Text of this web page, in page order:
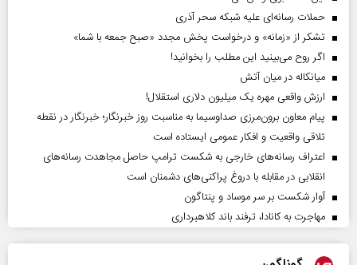
حملات رسانه‌ای علیه شبکه سحر آذری
تشکر از «زمانه» و درخواست پخش مجدد «صبح جمعه با شما»
اگر روح می‌بینید این مطلب را بخوانید!
میانکاله در میان آتش
ارزش واقعی مهره یک میلیون دلاری استقلال!
پیام معاون برون‌مرزی صداوسیما به مناسبت روز خبرنگار؛ خبرنگار در نقطه
تلاقی واقعیت و افکار عمومی ایستاده است
اعتراف رسانه‌های خارجی به شکست ترامپ حاصل مجاهدت رسانه‌های
انقلابی در مقابله با دروغ پراکنی‌های دشمنان است
آوار شکست بر سر موساد و پنتاگون
مهاجرت به کانادا، ترفند باند کلاهبرداری